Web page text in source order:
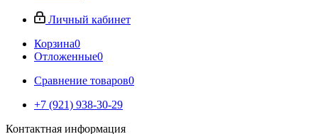
Личный кабинет
Корзина0
Отложенные0
Сравнение товаров0
+7 (921) 938-30-29
Контактная информация